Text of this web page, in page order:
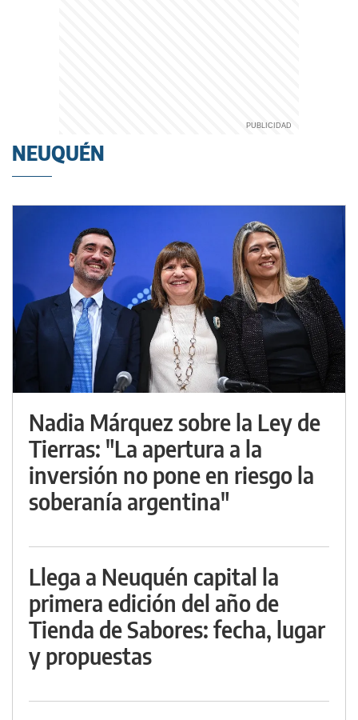
NEUQUÉN
Nadia Márquez sobre la Ley de
Tierras: "La apertura a la
inversión no pone en riesgo la
soberanía argentina"
Llega a Neuquén capital la
primera edición del año de
Tienda de Sabores: fecha, lugar
y propuestas